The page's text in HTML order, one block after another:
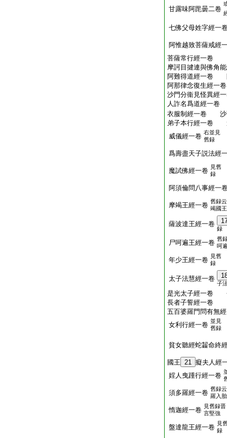
甘露味阿毘曇二卷
七佛父母姓字經一
阿惟越致菩薩戒經
菩薩常行經一卷
摩訶目揵連與佛角
阿難得道經一卷
阿那律念復生經一卷
沙門分衞見怪異經
人詐名爲道經一
衣服制經一卷 沙
弟子本行經一卷
威儀經一卷 右並見
舊録
爲壽盡天子説法經
魔試佛經一卷 見舊
録
阿須倫問八事經一
摩竭王經一卷 舊録
竭國
薩波達王經一卷
録
尸呵遍王經一卷 舊
呵
年少王經一卷 見舊
録
太子法慧經一卷
子
是光太子經一卷
長者子誓經一卷
五百婆羅門問有無
女利行經一卷 並見
舊録
貧女聽經蛇齧命終
國王 21 癡夫人
婬人曳踵行經一卷
須多羅經一卷 舊録
羅入
惰迦經一卷 見舊録晋
言堅強
盤達龍王經一卷 見
録